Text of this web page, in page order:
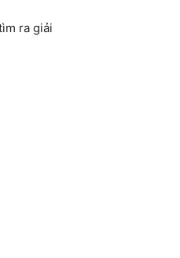
ra giải